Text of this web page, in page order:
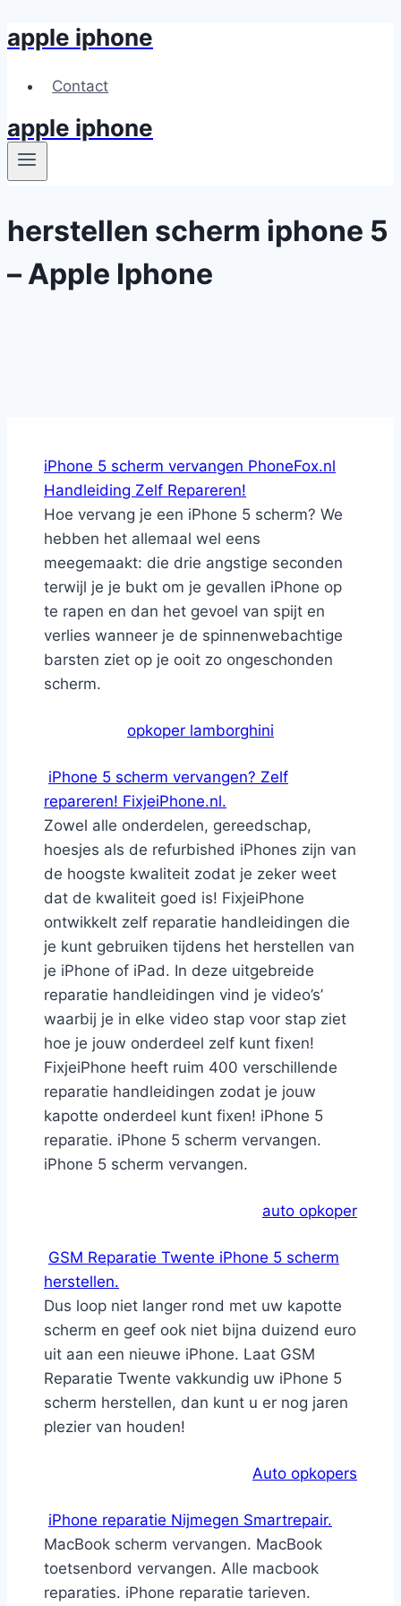
Skip
content
apple iphone
Contact
apple iphone
herstellen scherm iphone 5
– Apple Iphone
iPhone 5 scherm vervangen PhoneFox.nl
Handleiding Zelf Repareren!
Hoe vervang je een iPhone 5 scherm? We
hebben het allemaal wel eens
meegemaakt: die drie angstige seconden
terwijl je je bukt om je gevallen iPhone op
te rapen en dan het gevoel van spijt en
verlies wanneer je de spinnenwebachtige
barsten ziet op je ooit zo ongeschonden
scherm.
opkoper lamborghini
iPhone 5 scherm vervangen? Zelf
repareren! FixjeiPhone.nl.
Zowel alle onderdelen, gereedschap,
hoesjes als de refurbished iPhones zijn van
de hoogste kwaliteit zodat je zeker weet
dat de kwaliteit goed is! FixjeiPhone
ontwikkelt zelf reparatie handleidingen die
je kunt gebruiken tijdens het herstellen van
je iPhone of iPad. In deze uitgebreide
reparatie handleidingen vind je video’s’
waarbij je in elke video stap voor stap ziet
hoe je jouw onderdeel zelf kunt fixen!
FixjeiPhone heeft ruim 400 verschillende
reparatie handleidingen zodat je jouw
kapotte onderdeel kunt fixen! iPhone 5
reparatie. iPhone 5 scherm vervangen.
iPhone 5 scherm vervangen.
auto opkoper
GSM Reparatie Twente iPhone 5 scherm
herstellen.
Dus loop niet langer rond met uw kapotte
scherm en geef ook niet bijna duizend euro
uit aan een nieuwe iPhone. Laat GSM
Reparatie Twente vakkundig uw iPhone 5
scherm herstellen, dan kunt u er nog jaren
plezier van houden!
Auto opkopers
iPhone reparatie Nijmegen Smartrepair.
MacBook scherm vervangen. MacBook
toetsenbord vervangen. Alle macbook
reparaties. iPhone reparatie tarieven.